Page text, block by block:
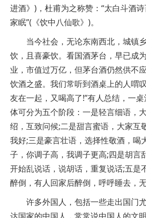
进酒》)，杜甫为之称赞：“太白斗酒
家眠”(《饮中八仙歌》)。
当今社会，无论东南西北，城镇
饮，且喜豪饮。看国酒茅台，早已成
业，市值过万亿，但茅台酒仍然供不
饮酒之盛。我们常听到酒桌上的人喟
友在一起，又喝高了!”有人总结，一
体可分为五个阶段：一是轻言细语，
绍，互致问候;二是甜言蜜语，大家互
我好;三是豪言壮语，选择性敬酒，喝
子，你调子高，我调子更高;四是胡言
开始乱说话，说胡话，重复说话;五是
醉倒，有人回家后醉倒，呼呼睡去，无
许多外国人，包括一些走出国门